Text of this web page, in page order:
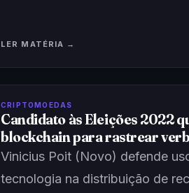
LER MATÉRIA →
CRIPTOMOEDAS
Candidato às Eleições 2022
blockchain para rastrear
Vinicius Poit (Novo) defende
tecnologia na distribuição de